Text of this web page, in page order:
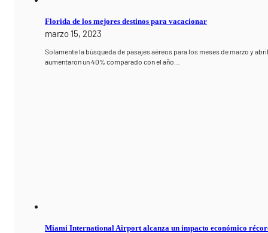
Florida de los mejores destinos para vacacionar
marzo 15, 2023
Solamente la búsqueda de pasajes aéreos para los meses de marzo y
aumentaron un 40% comparado con el año…
Miami International Airport alcanza un impacto económico